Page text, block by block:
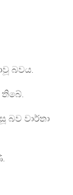
බවය.
බව වාර්තා